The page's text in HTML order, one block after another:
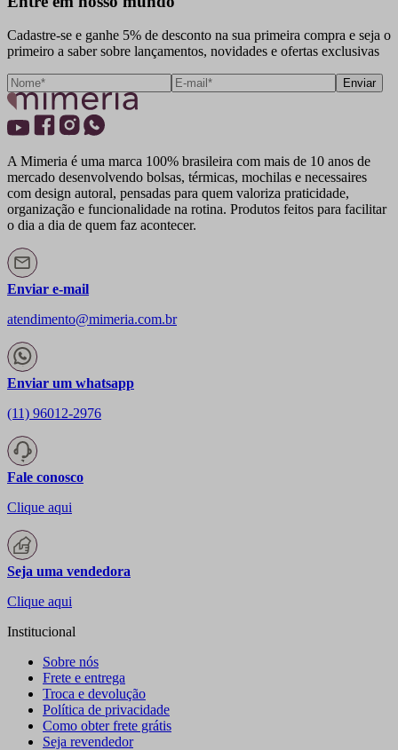
Cadastre-se e ganhe 5% de desconto na sua primeira compra e seja o
primeiro a saber sobre lançamentos, novidades e ofertas exclusivas
Enviar
A Mimeria é uma marca 100% brasileira com mais de 10 anos de
mercado desenvolvendo bolsas, térmicas, mochilas e necessaires
com design autoral, pensadas para quem valoriza praticidade,
organização e funcionalidade na rotina. Produtos feitos para facilitar
o dia a dia de quem faz acontecer.
Enviar e-mail
atendimento@mimeria.com.br
Enviar um whatsapp
(11) 96012-2976
Fale conosco
Clique aqui
Seja uma vendedora
Clique aqui
Institucional
Sobre nós
Frete e entrega
Troca e devolução
Política de privacidade
Como obter frete grátis
Seja revendedor